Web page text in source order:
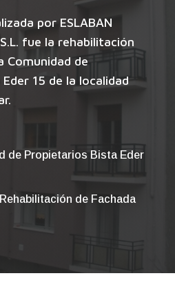
por ESLABAN
fue la rehabilitación
Comunidad de
15 de la localidad
de Propietarios Bista Eder
Rehabilitación de Fachada